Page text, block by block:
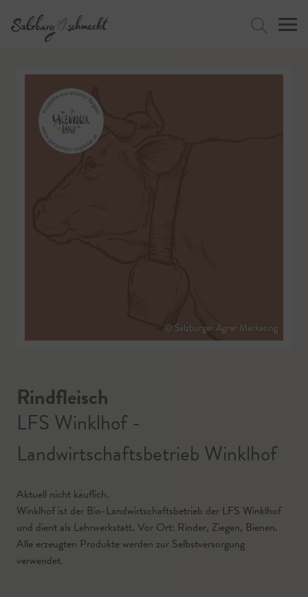
© Salzburger Agrar Marketing
Rindfleisch
LFS Winklhof -
Landwirtschaftsbetrieb Winklhof
Aktuell nicht käuflich.
Winklhof ist der Bio-Landwirtschaftsbetrieb der LFS Winklhof
und dient als Lehrwerkstatt. Vor Ort: Rinder, Ziegen, Bienen.
Alle erzeugten Produkte werden zur Selbstversorgung
verwendet.